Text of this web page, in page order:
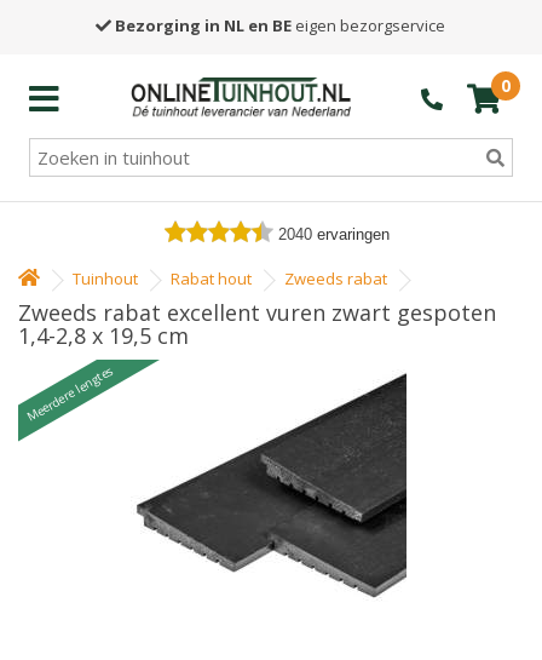
Bezorging in NL en BE eigen bezorgservice
0
2040 ervaringen
Tuinhout Rabat hout Zweeds rabat
Zweeds rabat excellent vuren zwart gespoten
1,4-2,8 x 19,5 cm
Meerdere lengtes